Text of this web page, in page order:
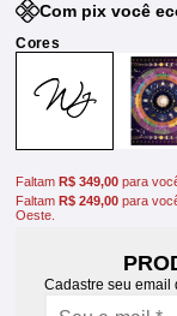
Com pix você
FaltamR$ 349,00 para
FaltamR$ 249,00 para
Oeste.
Cadastre seu email